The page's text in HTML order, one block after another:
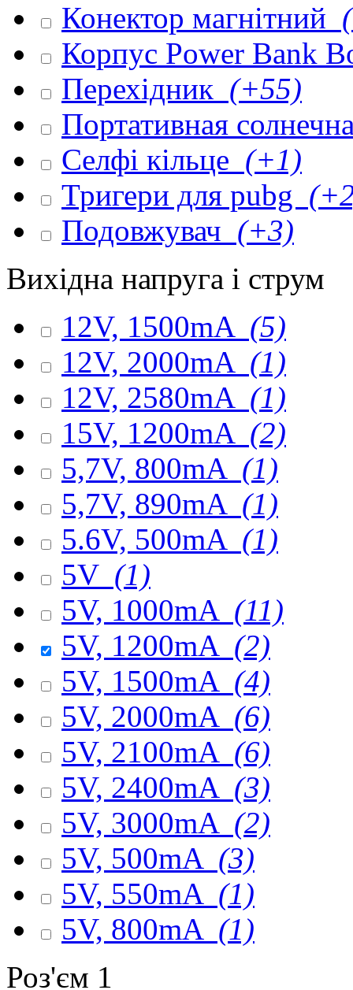
Конектор магнітний
Корпус Power Bank
Перехідник (+55)
Портативная
Селфі кільце (+1)
Тригери для pubg
Подовжувач (+3)
Вихідна напруга і струм
12V, 1500mA (5)
12V, 2000mA (1)
12V, 2580mA (1)
15V, 1200mA (2)
5,7V, 800mA (1)
5,7V, 890mA (1)
5.6V, 500mA (1)
5V (1)
5V, 1000mA (11)
5V, 1200mA (2)
5V, 1500mA (4)
5V, 2000mA (6)
5V, 2100mA (6)
5V, 2400mA (3)
5V, 3000mA (2)
5V, 500mA (3)
5V, 550mA (1)
5V, 800mA (1)
Роз'єм 1